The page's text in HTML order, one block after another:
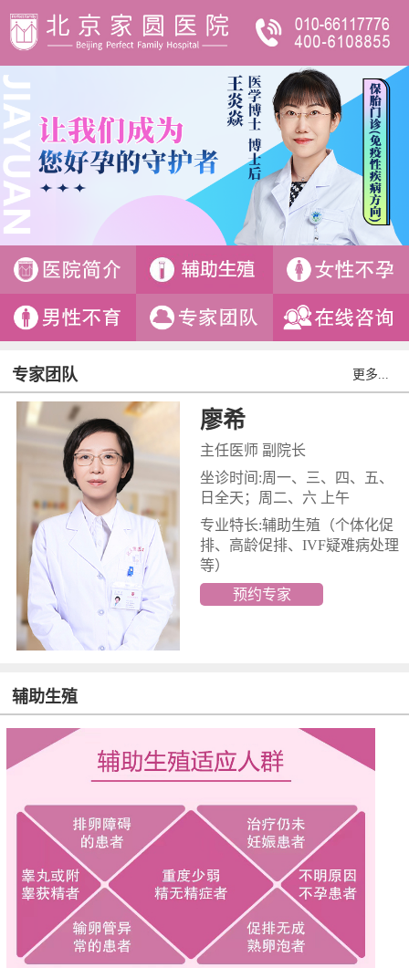
专家团队 更多...
廖希
主任医师 副院长
坐诊时间:周一、三、四、五、
日全天；周二、六 上午
专业特长:辅助生殖 （个体化促
排、高龄促排、IVF疑难病处理
等）
预约专家
辅助生殖